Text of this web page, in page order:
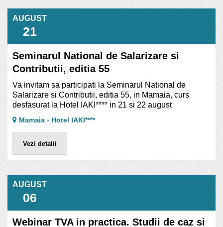
AUGUST
21
Seminarul National de Salarizare si
Contributii, editia 55
Va invitam sa participati la Seminarul National de
Salarizare si Contributii, editia 55, in Mamaia, curs
desfasurat la Hotel IAKI**** in 21 si 22 august
Mamaia - Hotel IAKI****
Vezi detalii
AUGUST
06
Webinar TVA in practica. Studii de caz si